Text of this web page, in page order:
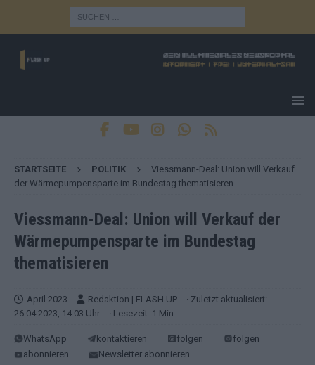
STARTSEITE POLITIK
Viessmann-Deal: Union will Verkauf
der Wärmepumpensparte im Bundestag thematisieren
Viessmann-Deal: Union will Verkauf der
Wärmepumpensparte im Bundestag
thematisieren
April 2023 Redaktion | FLASH UP
· Zuletzt aktualisiert:
26.04.2023, 14:03 Uhr
· Lesezeit: 1 Min.
WhatsApp kontaktieren folgen
folgen
abonnieren
Newsletter abonnieren